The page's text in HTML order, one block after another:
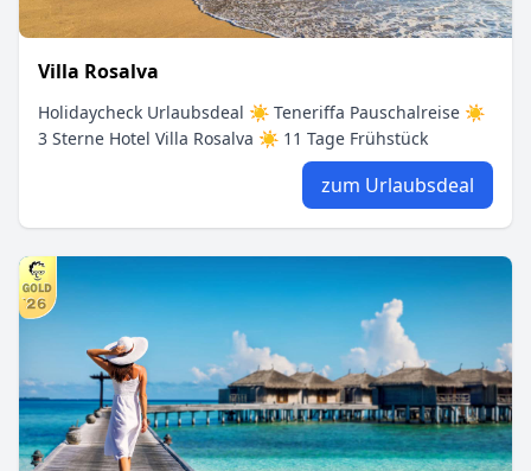
Villa Rosalva
Holidaycheck Urlaubsdeal ☀ Teneriffa Pauschalreise ☀
3 Sterne Hotel Villa Rosalva ☀ 11 Tage Frühstück
zum Urlaubsdeal